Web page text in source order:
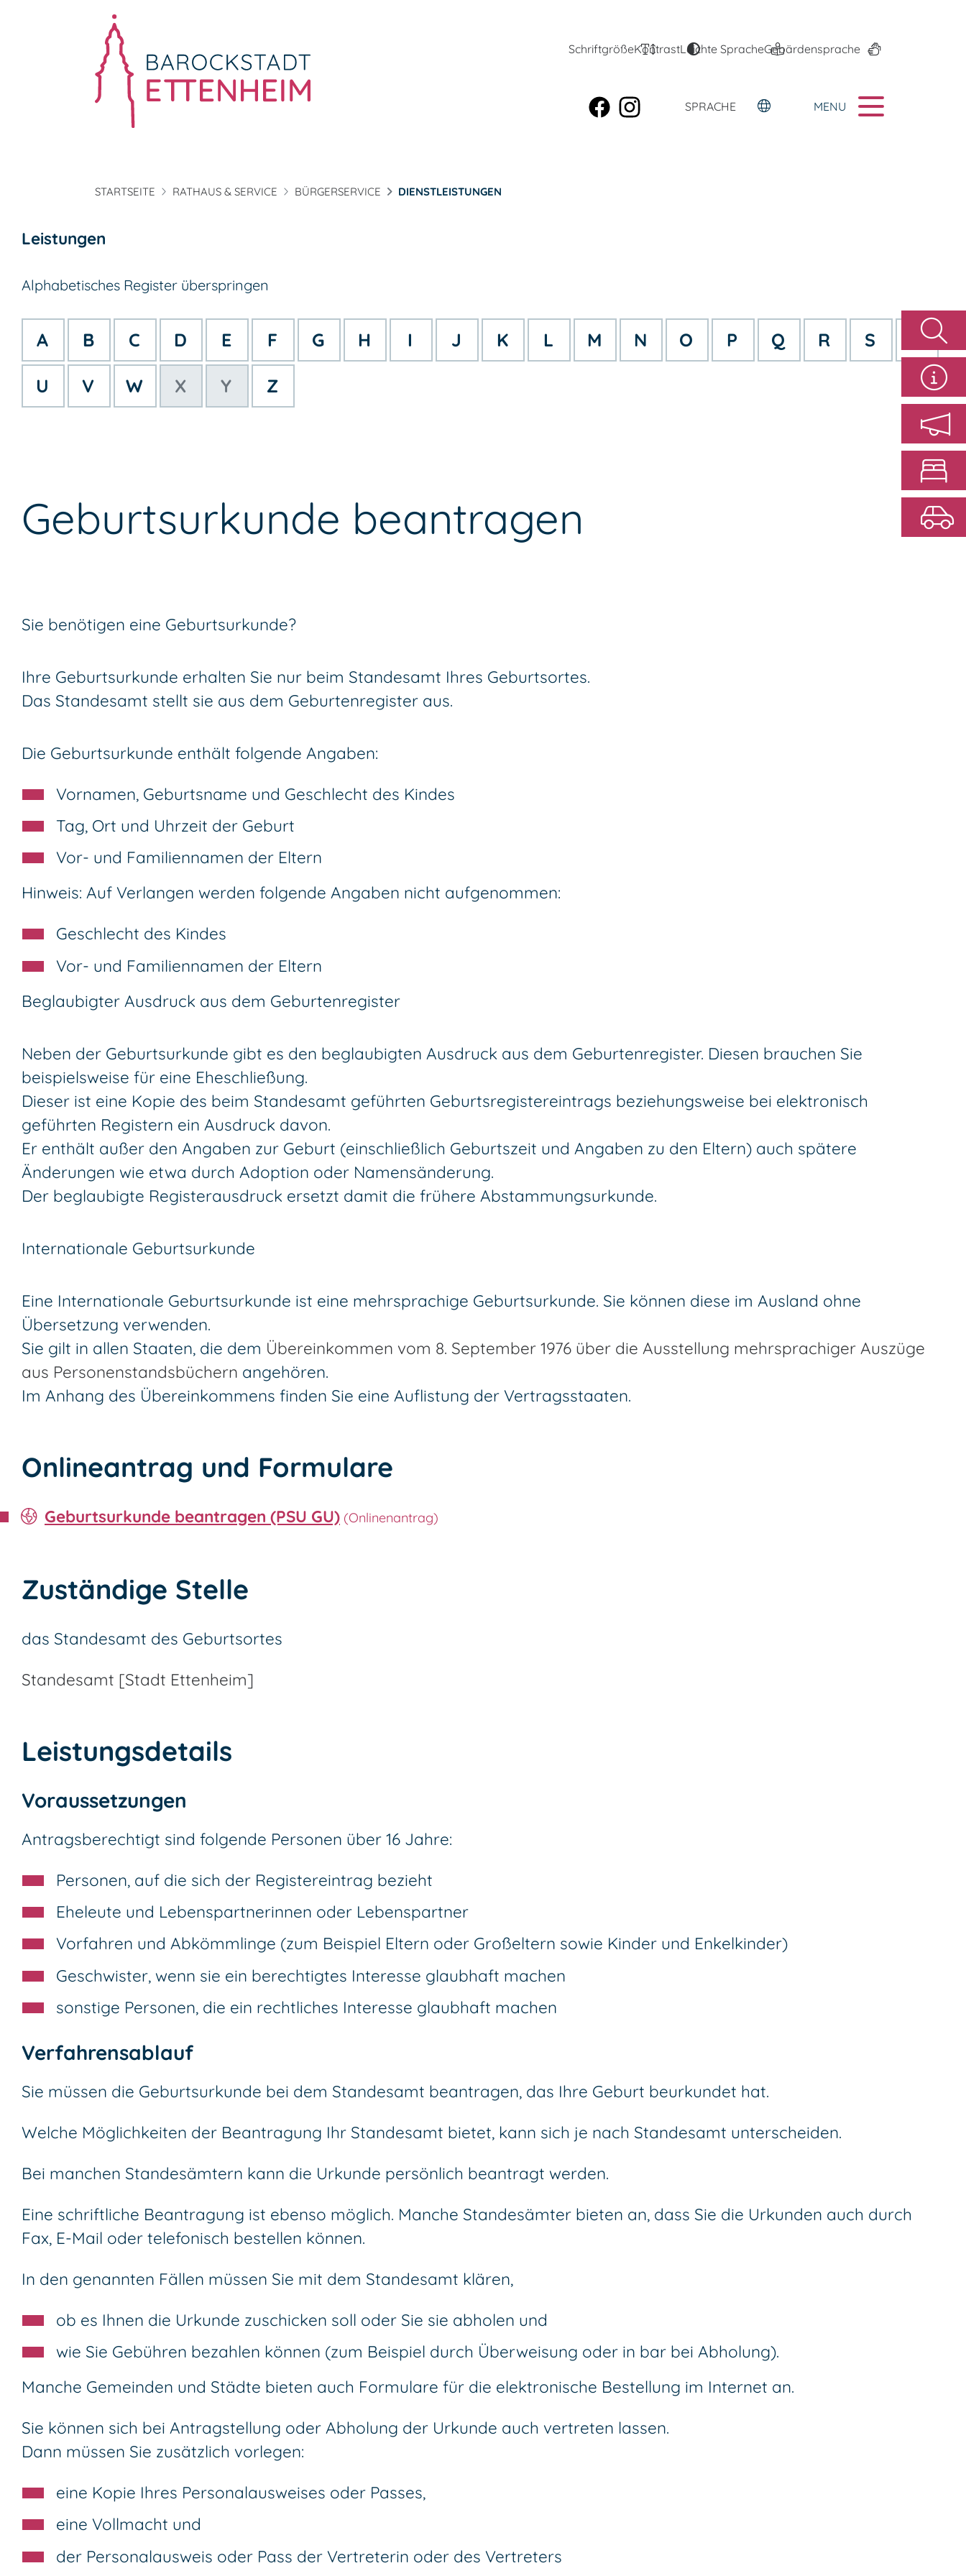
SchriftgrößeKontrastLeichte SpracheGebärdensprache
SPRACHE MENU
STARTSEITE RATHAUS & SERVICE BÜRGERSERVICE DIENSTLEISTUNGEN
Leistungen
Alphabetisches Register überspringen
A B C D E F G H I J K L M N O P Q R S T
U V W X Y Z
Geburtsurkunde beantragen
Sie benötigen eine Geburtsurkunde?
Ihre Geburtsurkunde erhalten Sie nur beim Standesamt Ihres Geburtsortes.
Das Standesamt stellt sie aus dem Geburtenregister aus.
Die Geburtsurkunde enthält folgende Angaben:
Vornamen, Geburtsname und Geschlecht des Kindes
Tag, Ort und Uhrzeit der Geburt
Vor- und Familiennamen der Eltern
Hinweis: Auf Verlangen werden folgende Angaben nicht aufgenommen:
Geschlecht des Kindes
Vor- und Familiennamen der Eltern
Beglaubigter Ausdruck aus dem Geburtenregister
Neben der Geburtsurkunde gibt es den beglaubigten Ausdruck aus dem Geburtenregister. Diesen brauchen Sie
beispielsweise für eine Eheschließung.
Dieser ist eine Kopie des beim Standesamt geführten Geburtsregistereintrags beziehungsweise bei elektronisch
geführten Registern ein Ausdruck davon.
Er enthält außer den Angaben zur Geburt (einschließlich Geburtszeit und Angaben zu den Eltern) auch spätere
Änderungen wie etwa durch Adoption oder Namensänderung.
Der beglaubigte Registerausdruck ersetzt damit die frühere Abstammungsurkunde.
Internationale Geburtsurkunde
Eine Internationale Geburtsurkunde ist eine mehrsprachige Geburtsurkunde. Sie können diese im Ausland ohne
Übersetzung verwenden.
Sie gilt in allen Staaten, die dem Übereinkommen vom 8. September 1976 über die Ausstellung mehrsprachiger Auszüge
aus Personenstandsbüchern angehören.
Im Anhang des Übereinkommens finden Sie eine Auflistung der Vertragsstaaten.
Onlineantrag und Formulare
Geburtsurkunde beantragen (PSU GU)
Zuständige Stelle
das Standesamt des Geburtsortes
Standesamt [Stadt Ettenheim]
Leistungsdetails
Voraussetzungen
Antragsberechtigt sind folgende Personen über 16 Jahre:
Personen, auf die sich der Registereintrag bezieht
Eheleute und Lebenspartnerinnen oder Lebenspartner
Vorfahren und Abkömmlinge (zum Beispiel Eltern oder Großeltern sowie Kinder und Enkelkinder)
Geschwister, wenn sie ein berechtigtes Interesse glaubhaft machen
sonstige Personen, die ein rechtliches Interesse glaubhaft machen
Verfahrensablauf
Sie müssen die Geburtsurkunde bei dem Standesamt beantragen, das Ihre Geburt beurkundet hat.
Welche Möglichkeiten der Beantragung Ihr Standesamt bietet, kann sich je nach Standesamt unterscheiden.
Bei manchen Standesämtern kann die Urkunde persönlich beantragt werden.
Eine schriftliche Beantragung ist ebenso möglich. Manche Standesämter bieten an, dass Sie die Urkunden auch durch
Fax, E-Mail oder telefonisch bestellen können.
In den genannten Fällen müssen Sie mit dem Standesamt klären,
ob es Ihnen die Urkunde zuschicken soll oder Sie sie abholen und
wie Sie Gebühren bezahlen können (zum Beispiel durch Überweisung oder in bar bei Abholung).
Manche Gemeinden und Städte bieten auch Formulare für die elektronische Bestellung im Internet an.
Sie können sich bei Antragstellung oder Abholung der Urkunde auch vertreten lassen.
Dann müssen Sie zusätzlich vorlegen:
eine Kopie Ihres Personalausweises oder Passes,
eine Vollmacht und
der Personalausweis oder Pass der Vertreterin oder des Vertreters